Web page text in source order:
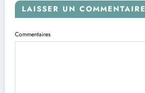
LAISSER UN COMMENTAIRE
Commentaires